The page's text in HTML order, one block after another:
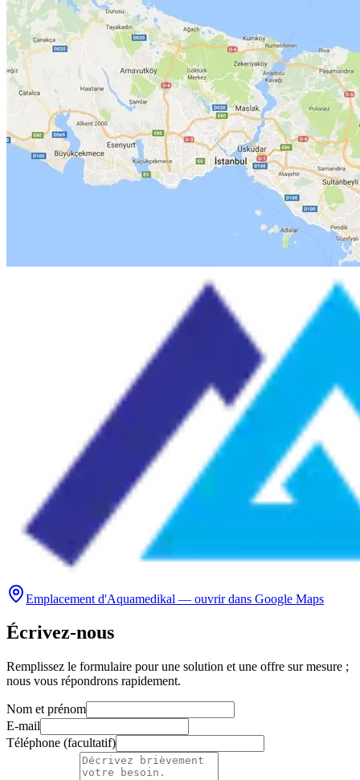
Emplacement d'Aquamedikal — ouvrir dans Google Maps
Écrivez-nous
Remplissez le formulaire pour une solution et une offre sur mesure ;
nous vous répondrons rapidement.
Nom et prénom
E-mail
Téléphone (facultatif)